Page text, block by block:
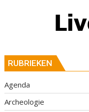
RUBRIEKEN
Agenda
Archeologie